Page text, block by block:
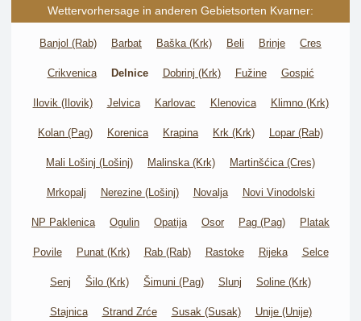
Wettervorhersage in anderen Gebietsorten Kvarner:
Banjol (Rab) Barbat Baška (Krk) Beli Brinje Cres
Crikvenica Delnice Dobrinj (Krk) Fužine Gospić
Ilovik (Ilovik) Jelvica Karlovac Klenovica Klimno (Krk)
Kolan (Pag) Korenica Krapina Krk (Krk) Lopar (Rab)
Mali Lošinj (Lošinj) Malinska (Krk) Martinšćica (Cres)
Mrkopalj Nerezine (Lošinj) Novalja Novi Vinodolski
NP Paklenica Ogulin Opatija Osor Pag (Pag) Platak
Povile Punat (Krk) Rab (Rab) Rastoke Rijeka Selce
Senj Šilo (Krk) Šimuni (Pag) Slunj Soline (Krk)
Stajnica Strand Zrće Susak (Susak) Unije (Unije)